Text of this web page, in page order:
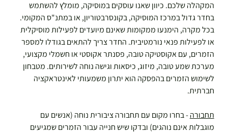
המקהלה שלכם. כיוון שאנו עוסקים במוסיקה, מומלץ להשתמש
בחדר גדול במרכז המוסיקה, בקונסרבטוריון, או במתנ"ס המקומי.
בכל מקרה, הימנעו ממקומות שאינם מיועדים לפעילות מוסיקלית
או לפעילות פנאי נורמטיבית. החדר צריך להתאים בגודלו למספר
הזמרים, עם אקוסטיקה טובה, פסנתר אקוסטי או חשמלי מקצועי,
מערכת שמע טובה, מיזוג, כיסאות וגישה נוחה לשירותים. מטבחון
לשימוש הזמרים בהפסקה הוא יתרון משמעותי לאינטראקציה
חברתית.
תחבורה - בחרו מקום עם תחבורה ציבורית נוחה (אנשים עם
מוגבלות אינם נוהגים) ובדקו שיש חנייה עבור הזמרים שמגיעים